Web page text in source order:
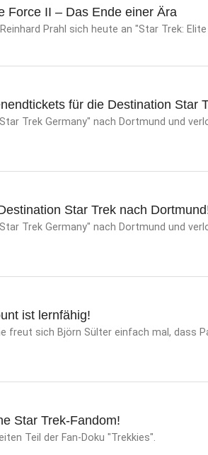
Force II – Das Ende einer Ära
Prahl sich heute an "Star Trek:
für die Destination Star
Trek Germany" nach Dortmund und
Star Trek nach
Trek Germany" nach Dortmund und
ist lernfähig!
freut sich Björn Sülter einfach mal, dass
Star Trek-Fandom!
Teil der Fan-Doku "Trekkies".